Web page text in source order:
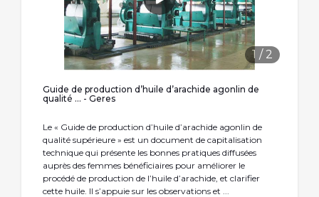
1 / 2
Guide de production d’huile d’arachide agonlin de
qualité ... - Geres
Le « Guide de production d’huile d’arachide agonlin de
qualité supérieure » est un document de capitalisation
technique qui présente les bonnes pratiques diffusées
auprès des femmes bénéficiaires pour améliorer le
procédé de production de l’huile d’arachide, et clarifier
cette huile. Il s’appuie sur les observations et ...